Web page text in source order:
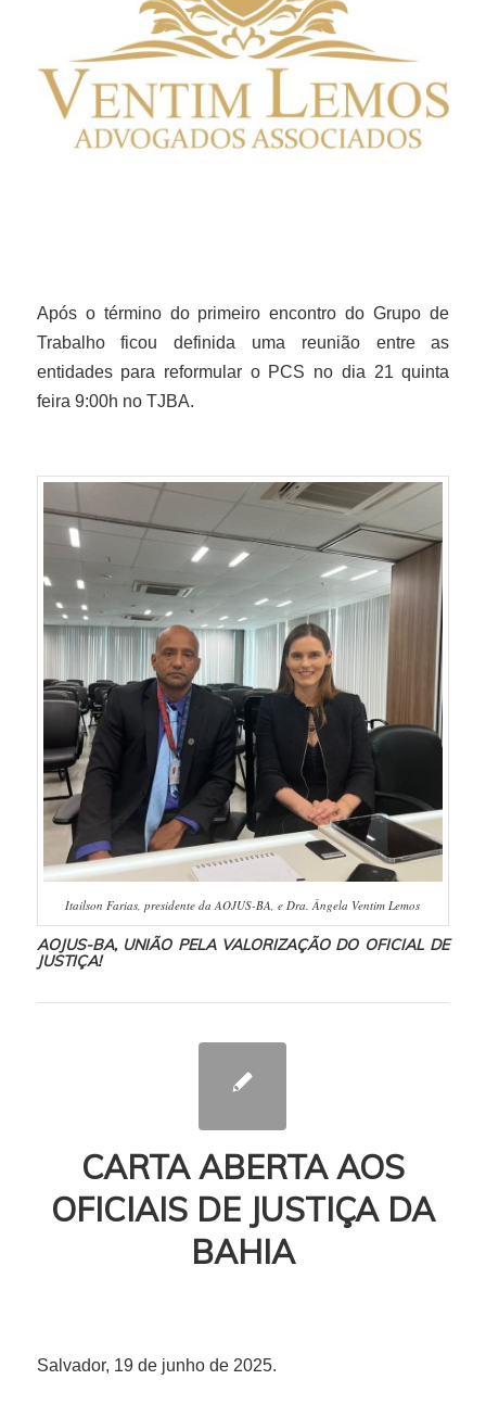
Após o término do primeiro encontro do Grupo de
Trabalho ficou definida uma reunião entre as
entidades para reformular o PCS no dia 21 quinta
feira 9:00h no TJBA.
Itailson Farias, presidente da AOJUS-BA, e Dra. Ângela Ventim Lemos
AOJUS-BA, UNIÃO PELA VALORIZAÇÃO DO OFICIAL DE
JUSTIÇA!
CARTA ABERTA AOS
OFICIAIS DE JUSTIÇA DA
BAHIA
Salvador, 19 de junho de 2025.